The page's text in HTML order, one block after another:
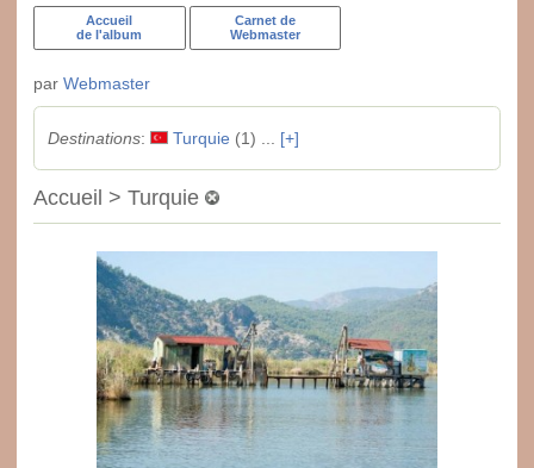
Accueil
de l'album
Carnet de
Webmaster
par Webmaster
Destinations: Turquie (1) ... [+]
Accueil > Turquie